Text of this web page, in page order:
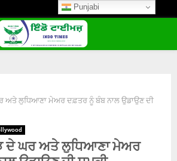
ਅਤੇ ਲੁਧਿਆਣਾ ਮੇਅਰ ਦਫ਼ਤਰ ਨੂੰ ਬੰਬ ਨਾਲ ਉਡਾਉਣ ਦੀ
ਦੇ ਘਰ ਅਤੇ ਲੁਧਿਆਣਾ ਮੇਅਰ
Punjabi